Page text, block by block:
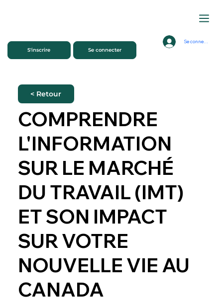
Se connecter
S'inscrire Se connecter
< Retour
COMPRENDRE
L'INFORMATION
SUR LE MARCHÉ
DU TRAVAIL (IMT)
ET SON IMPACT
SUR VOTRE
NOUVELLE VIE AU
CANADA